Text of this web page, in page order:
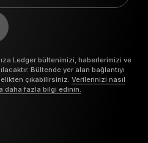
Ledger bültenimizi, haberlerimizi ve
Bültende yer alan bağlantıyı
çıkabilirsiniz. Verilerinizi nasıl
daha fazla bilgi edinin.